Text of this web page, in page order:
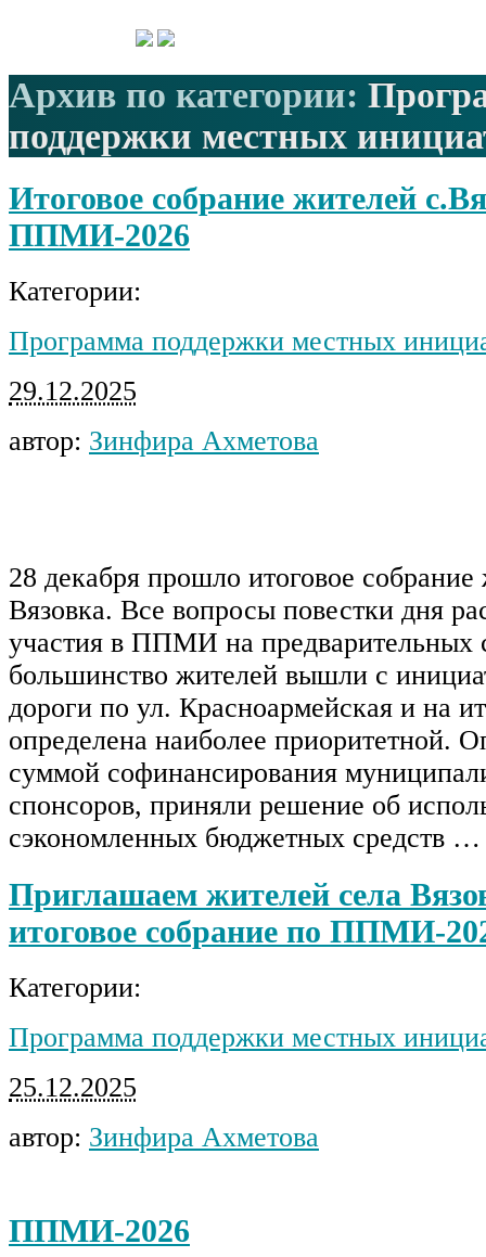
Архив по категории:
поддержки местных
Итоговое собрание жителей
ППМИ-2026
Категории:
Программа поддержки местных
29.12.2025
автор: Зинфира Ахметова
28 декабря прошло итоговое собрание
Вязовка. Все вопросы повестки дня
участия в ППМИ на предварительных
большинство жителей вышли с
дороги по ул. Красноармейская и на
определена наиболее приоритетной.
суммой софинансирования
спонсоров, приняли решение об
сэкономленных бюджетных средств …
Приглашаем жителей села
итоговое собрание по ППМИ-
Категории:
Программа поддержки местных
25.12.2025
автор: Зинфира Ахметова
ППМИ-2026